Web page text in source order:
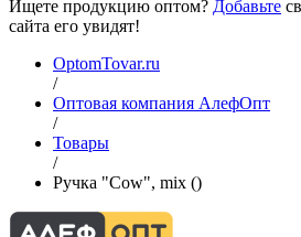
Ищете продукцию оптом? Добавьте
сайта его увидят!
OptomTovar.ru
/
Оптовая компания АлефОпт
/
Товары
/
Ручка "Cow", mix ()